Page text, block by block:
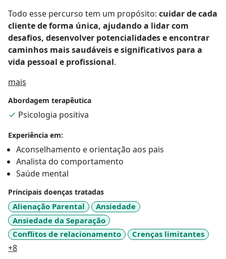
Todo esse percurso tem um propósito: cuidar de cada
cliente de forma única, ajudando a lidar com
desafios, desenvolver potencialidades e encontrar
caminhos mais saudáveis e significativos para a
vida pessoal e profissional.
mais
Abordagem terapêutica
Psicologia positiva
Experiência em:
Aconselhamento e orientação aos pais
Analista do comportamento
Saúde mental
Principais doenças tratadas
Alienação Parental
Ansiedade
Ansiedade da Separação
Conflitos de relacionamento
Crenças limitantes
+8a11y_sr_more_diseases